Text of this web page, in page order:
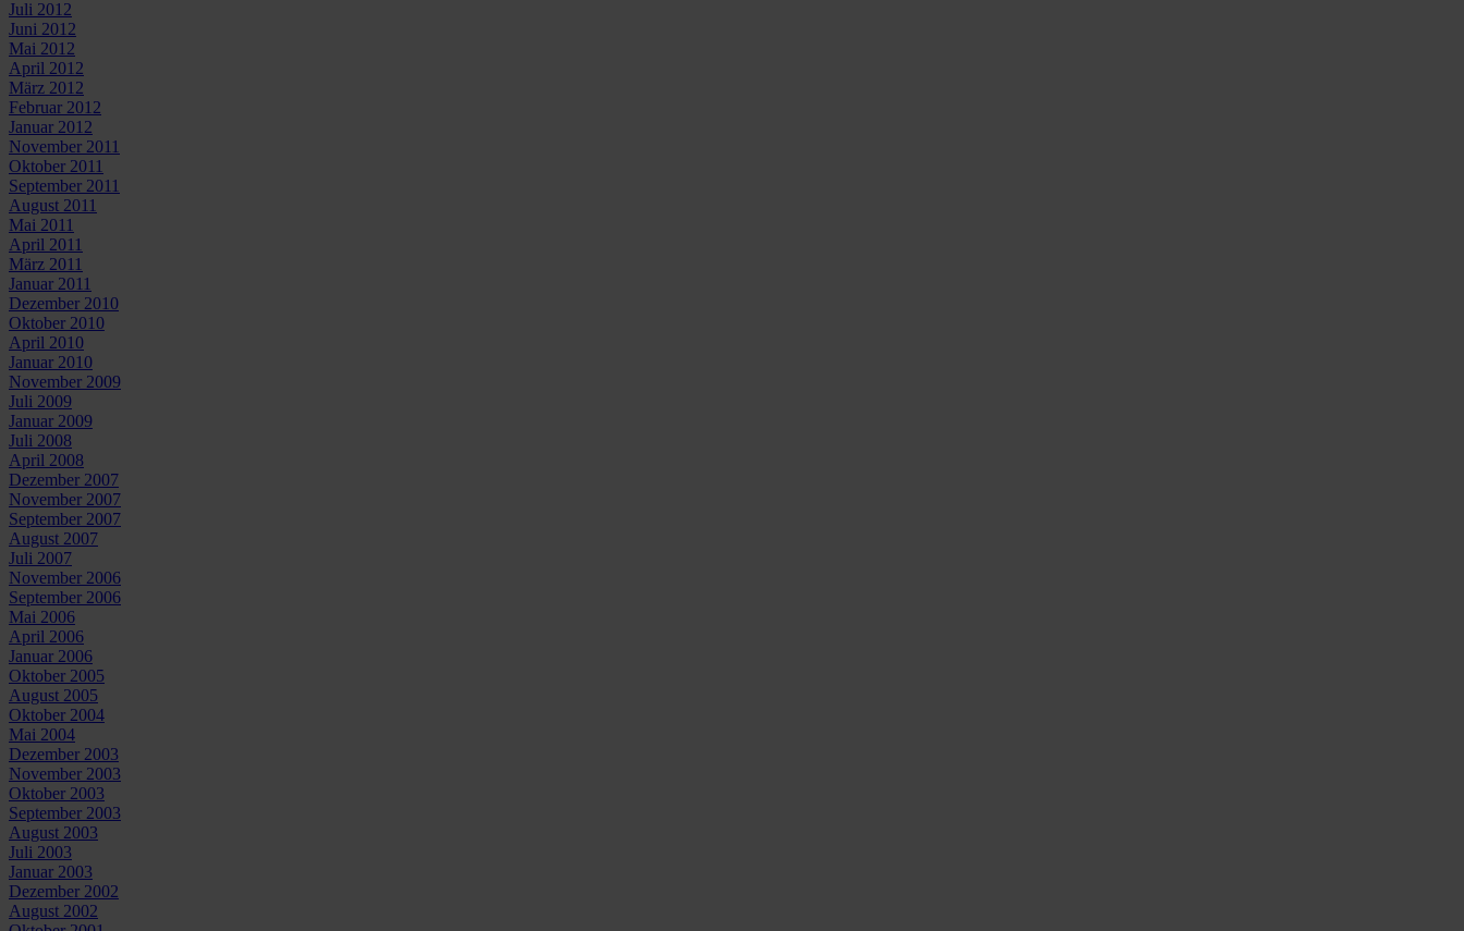
Juli 2012
Juni 2012
Mai 2012
April 2012
März 2012
Februar 2012
Januar 2012
November 2011
Oktober 2011
September 2011
August 2011
Mai 2011
April 2011
März 2011
Januar 2011
Dezember 2010
Oktober 2010
April 2010
Januar 2010
November 2009
Juli 2009
Januar 2009
Juli 2008
April 2008
Dezember 2007
November 2007
September 2007
August 2007
Juli 2007
November 2006
September 2006
Mai 2006
April 2006
Januar 2006
Oktober 2005
August 2005
Oktober 2004
Mai 2004
Dezember 2003
November 2003
Oktober 2003
September 2003
August 2003
Juli 2003
Januar 2003
Dezember 2002
August 2002